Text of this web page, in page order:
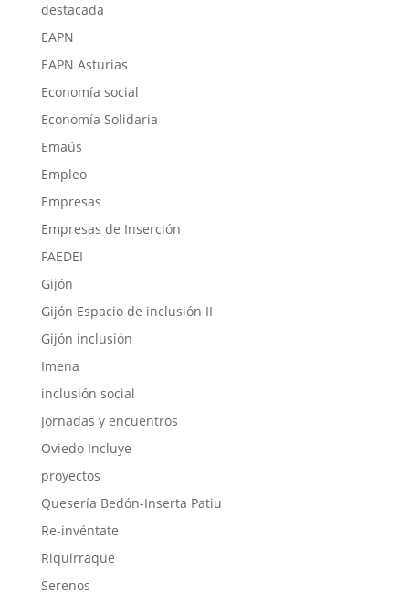
destacada
EAPN
EAPN Asturias
Economía social
Economía Solidaria
Emaús
Empleo
Empresas
Empresas de Inserción
FAEDEI
Gijón
Gijón Espacio de inclusión II
Gijón inclusión
Imena
inclusión social
Jornadas y encuentros
Oviedo Incluye
proyectos
Quesería Bedón-Inserta Patiu
Re-invéntate
Riquirraque
Serenos